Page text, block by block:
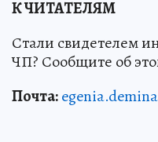
К ЧИТАТЕЛЯМ
Стали свидетелем
ЧП? Сообщите об
Почта: